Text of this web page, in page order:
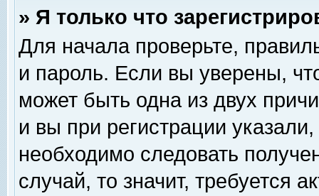
» Я только что
Для начала проверьте,
и пароль. Если вы уверены,
может быть одна из двух
и вы при регистрации
необходимо следовать
случай, то значит, требуется